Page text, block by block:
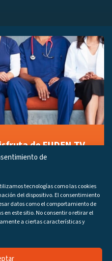
de
tecnologías como las cookies
del dispositivo. El consentimiento
datos como el comportamiento de
este sitio. No consentir o retirar el
a ciertas características y
de FUDEN TV
y marca tus videos